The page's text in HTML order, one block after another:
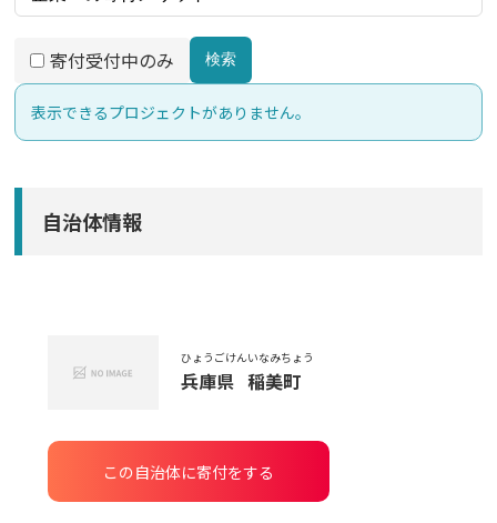
寄付受付中のみ 検索
表示できるプロジェクトがありません。
自治体情報
ひょうごけん
兵庫県
いなみちょう
稲美町
この自治体に寄付をする